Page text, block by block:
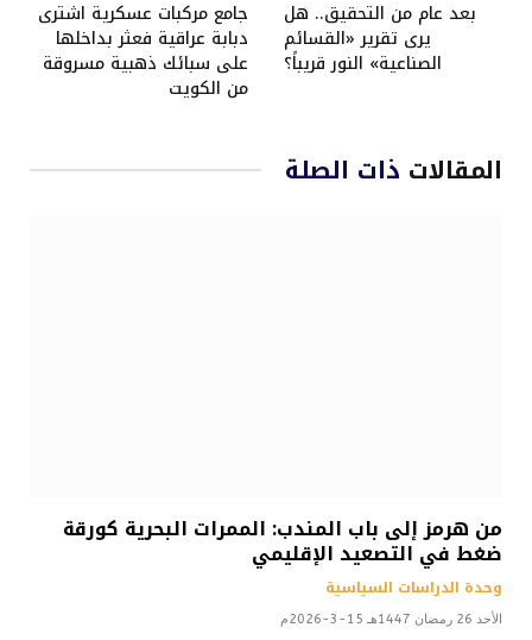
بعد عام من التحقيق.. هل
يرى تقرير «القسائم
الصناعية» النور قريباً؟
جامع مركبات عسكرية اشترى
دبابة عراقية فعثر بداخلها
على سبائك ذهبية مسروقة
من الكويت
المقالات ذات الصلة
من هرمز إلى باب المندب: الممرات البحرية كورقة
ضغط في التصعيد الإقليمي
وحدة الدراسات السياسية
الأحد 26 رمضان 1447هـ 15-3-2026م